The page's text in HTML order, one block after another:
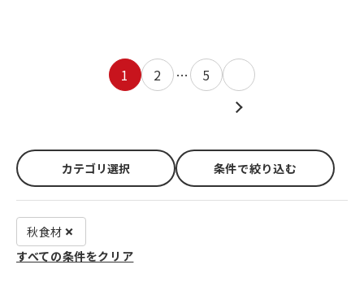
1 2 … 5
カテゴリ選択 条件で絞り込む
秋食材
すべての条件をクリア